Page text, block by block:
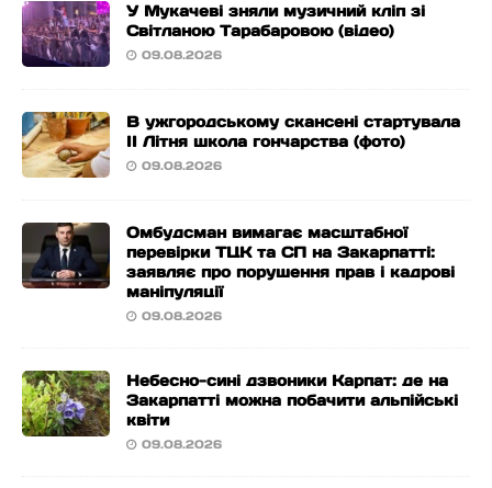
У Мукачеві зняли музичний кліп зі
Світланою Тарабаровою (відео)
09.08.2026
В ужгородському скансені стартувала
ІІ Літня школа гончарства (фото)
09.08.2026
Омбудсман вимагає масштабної
перевірки ТЦК та СП на Закарпатті:
заявляє про порушення прав і кадрові
маніпуляції
09.08.2026
Небесно-сині дзвоники Карпат: де на
Закарпатті можна побачити альпійські
квіти
09.08.2026